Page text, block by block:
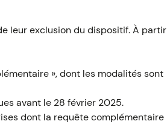
leur exclusion du dispositif. À partir
», dont les modalités sont
avant le 28 février 2025.
dont la requête complémentaire